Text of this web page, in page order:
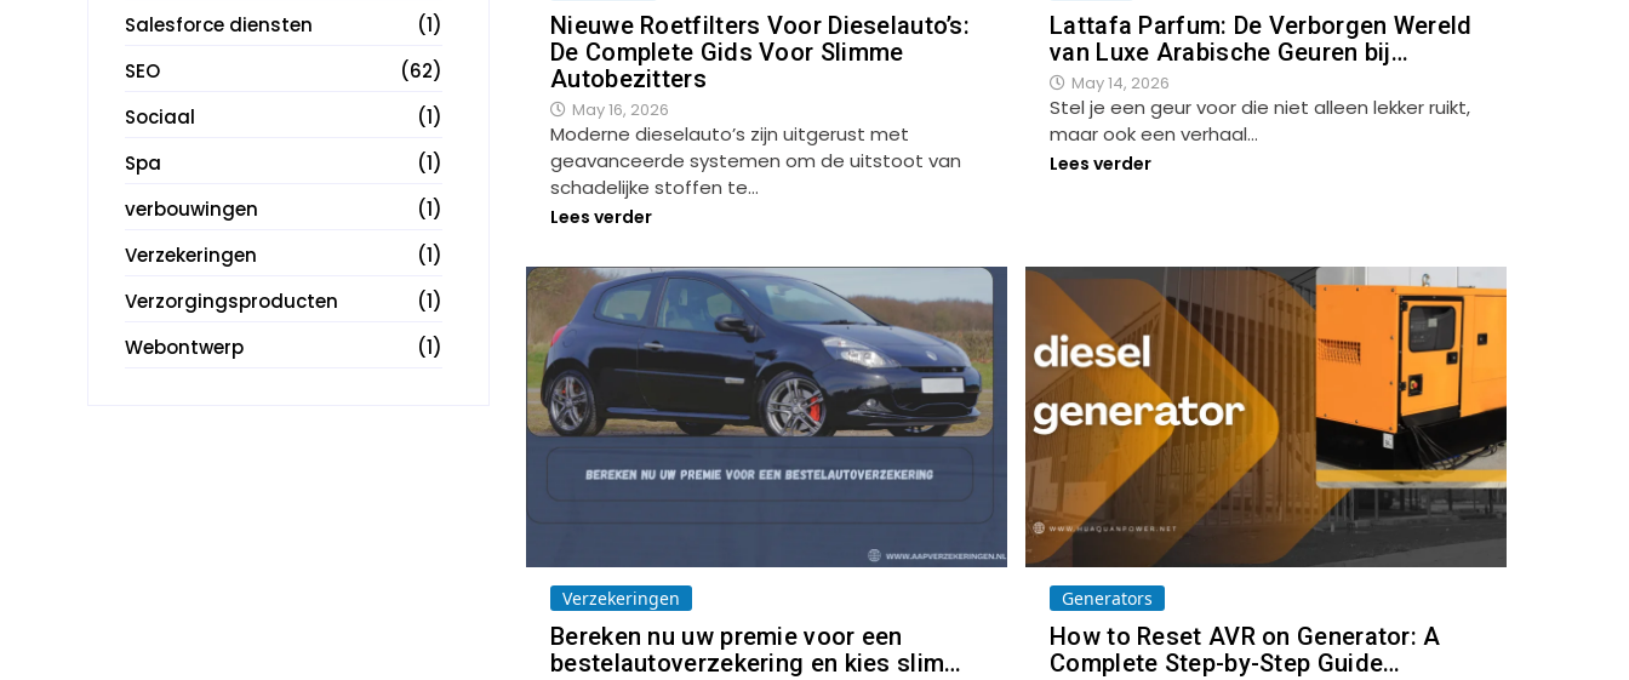
Salesforce diensten
(1)
SEO
(62)
Sociaal
(1)
Spa
(1)
verbouwingen
(1)
Verzekeringen
(1)
Verzorgingsproducten
(1)
Webontwerp
(1)
Nieuwe Roetfilters Voor Dieselauto’s:
De Complete Gids Voor Slimme
Autobezitters
May 16, 2026
Moderne dieselauto’s zijn uitgerust met
geavanceerde systemen om de uitstoot van
schadelijke stoffen te…
Lees verder
Lattafa Parfum: De Verborgen Wereld
van Luxe Arabische Geuren bij…
May 14, 2026
Stel je een geur voor die niet alleen lekker ruikt,
maar ook een verhaal…
Lees verder
Verzekeringen
Bereken nu uw premie voor een
bestelautoverzekering en kies slim…
Generators
How to Reset AVR on Generator: A
Complete Step-by-Step Guide…